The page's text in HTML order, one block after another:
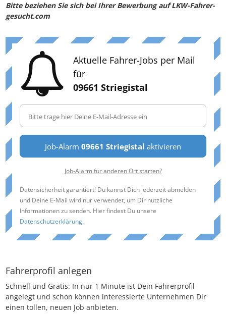
Bitte beziehen Sie sich bei Ihrer Bewerbung auf LKW-Fahrer-
gesucht.com
Aktuelle Fahrer-Jobs per Mail
für
09661 Striegistal
Job-Alarm 09661 Striegistal aktivieren
Job-Alarm für anderen Ort starten?
Datensicherheit garantiert! Du kannst Dich jederzeit abmelden
und Deine E-Mail wird nur verwendet, um Dir nützliche
Informationen zu senden. Hier findest Du unsere
Datenschutzerklärung.
Fahrerprofil anlegen
Schnell und Gratis: In nur 1 Minute ist Dein Fahrerprofil
angelegt und schon können interessierte Unternehmen Dir
einen tollen, neuen Job anbieten.